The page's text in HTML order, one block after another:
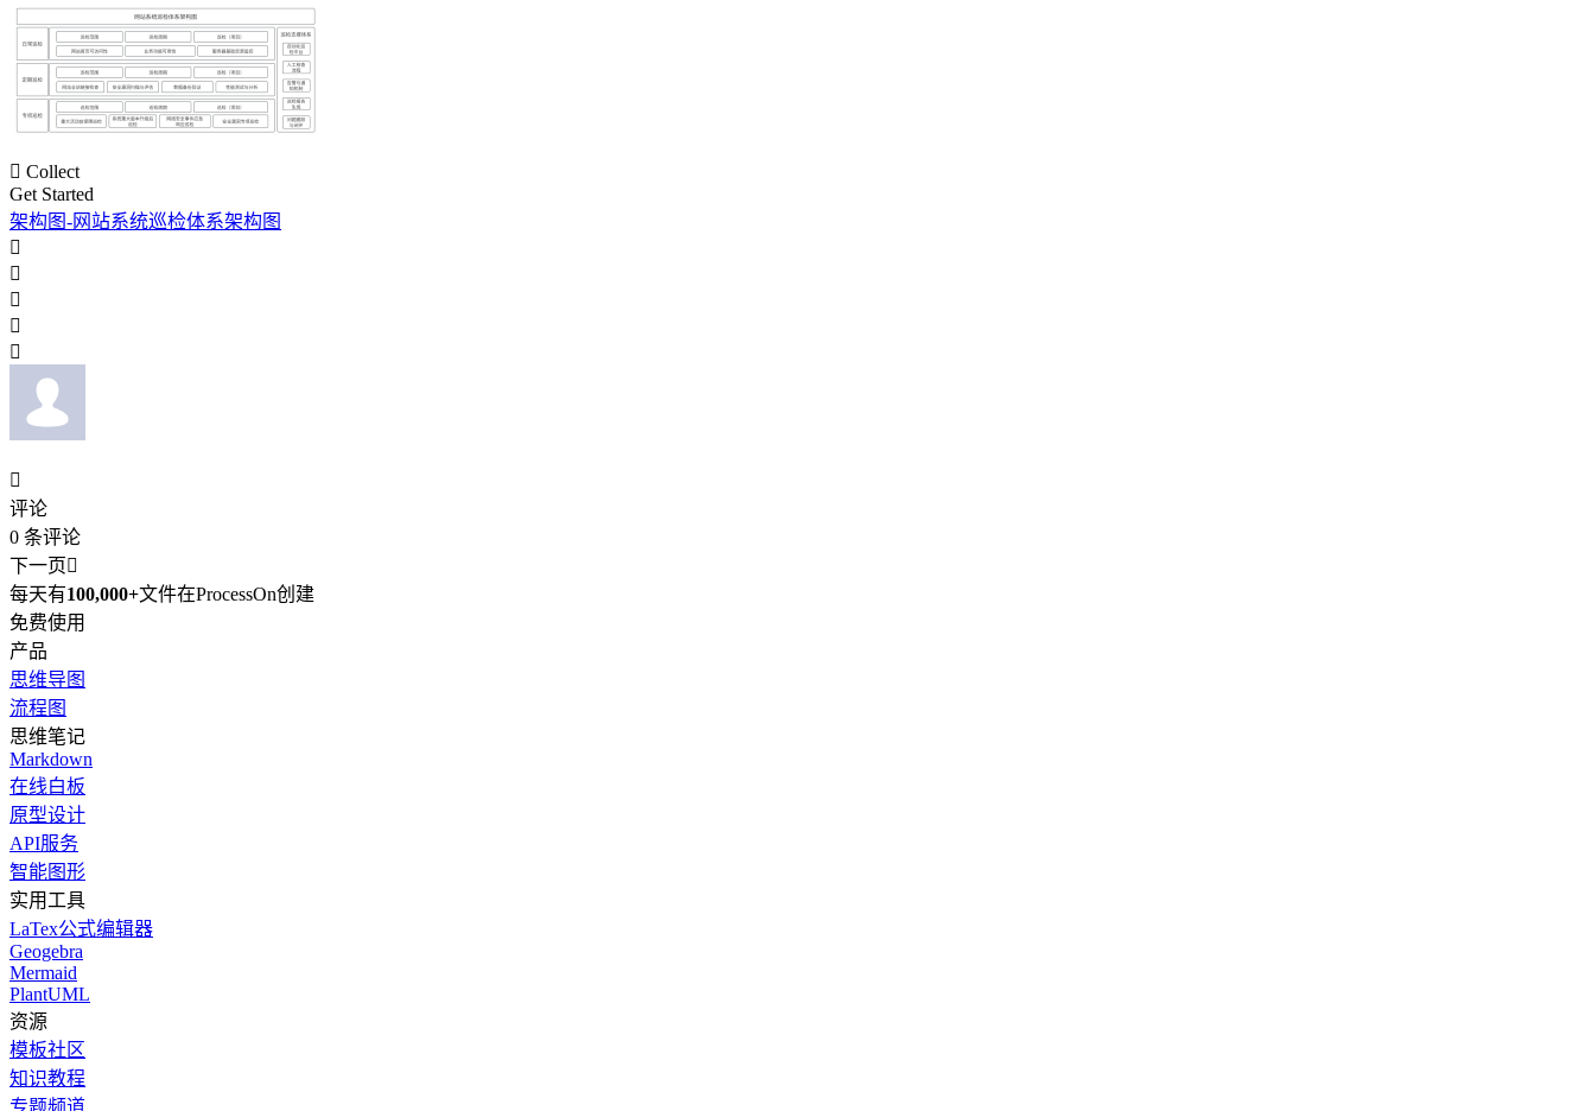
 Collect
Get Started
架构图-网站系统巡检体系架构图






评论
0 条评论
下一页
每天有100,000+文件在ProcessOn创建
免费使用
产品
思维导图
流程图
思维笔记
Markdown
在线白板
原型设计
API服务
智能图形
实用工具
LaTex公式编辑器
Geogebra
Mermaid
PlantUML
资源
模板社区
知识教程
专题频道